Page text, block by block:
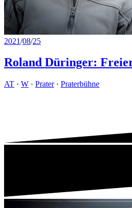
2021/08/25
Roland Düringer:
AT · W · Prater· Praterbühne